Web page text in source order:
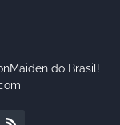
do Brasil!